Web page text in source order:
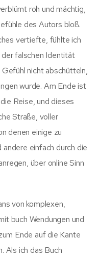
roh und mächtig,
des Autors bloß.
vertiefte, fühlte ich
falschen Identität
nicht abschütteln,
wurde. Am Ende ist
Reise, und dieses
Straße, voller
denen einige zu
einfach durch die
über online Sinn
von komplexen,
buch Wendungen und
Ende auf die Kante
Als ich das Buch